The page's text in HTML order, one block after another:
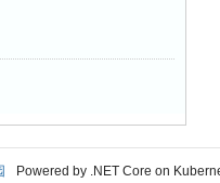
Powered by .NET Core on